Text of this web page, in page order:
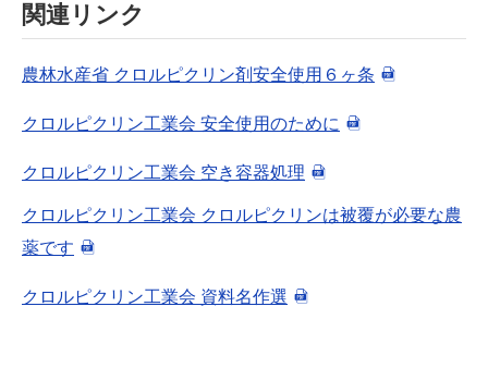
関連リンク
農林水産省 クロルピクリン剤安全使用６ヶ条
クロルピクリン工業会 安全使用のために
クロルピクリン工業会 空き容器処理
クロルピクリン工業会 クロルピクリンは被覆が必要な農
薬です
クロルピクリン工業会 資料名作選